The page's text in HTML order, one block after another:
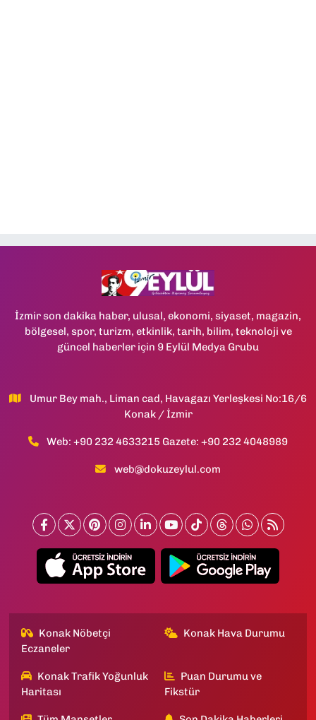
İzmir son dakika haber, ulusal, ekonomi, siyaset, magazin,
bölgesel, spor, turizm, etkinlik, tarih, bilim, teknoloji ve
güncel haberler için 9 Eylül Medya Grubu
Umur Bey mah., Liman cad, Havagazı Yerleşkesi No:16/6
Konak / İzmir
Web: +90 232 4633215 Gazete: +90 232 4048989
web@dokuzeylul.com
Konak Nöbetçi
Eczaneler
Konak Hava Durumu
Konak Trafik Yoğunluk
Haritası
Puan Durumu ve
Fikstür